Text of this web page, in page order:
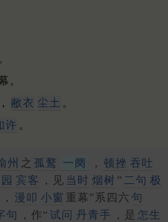
。
。
， 敝衣 尘土 。
许 。
州 之 孤鹜 一阕 ， 顿挫 吞吐
宾客 ，见 当时 烟树 ” 二句 极
， 漫叩 小窗 重幕”系四六 句
句 ，作“ 试问 丹青手 ，是 怎生